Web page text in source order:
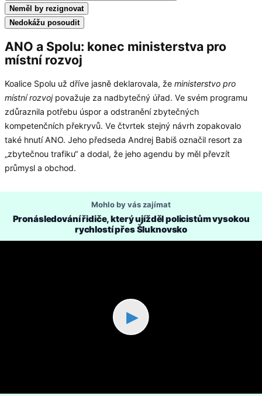
Neměl by rezignovat
Nedokážu posoudit
ANO a Spolu: konec ministerstva pro
místní rozvoj
Koalice Spolu už dříve jasně deklarovala, že ministerstvo pro
místní rozvojpovažuje za nadbytečný úřad. Ve svém programu
zdůraznila potřebu úspor a odstranění zbytečných
kompetenčních překryvů. Ve čtvrtek stejný návrh zopakovalo
také hnutí ANO. Jeho předseda Andrej Babiš označil resort za
„zbytečnou trafiku“ a dodal, že jeho agendu by měl převzít
průmysl a obchod.
Mohlo by vás zajímat
Pronásledování řidiče, který ujížděl policistům vysokou
rychlostí přes Šluknovsko
▶